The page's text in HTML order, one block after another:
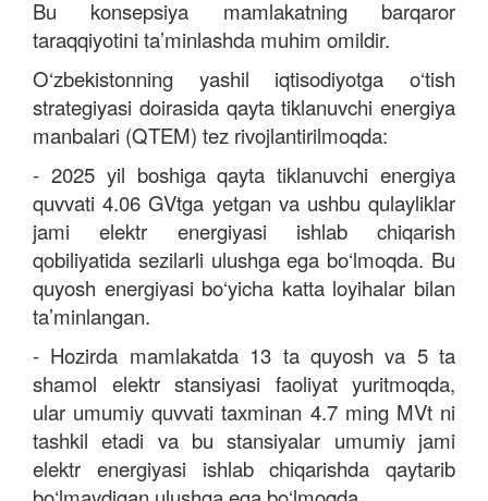
Bu konsepsiya mamlakatning barqaror
taraqqiyotini ta’minlashda muhim omildir.
O‘zbekistonning yashil iqtisodiyotga o‘tish
strategiyasi doirasida qayta tiklanuvchi energiya
manbalari (QTEM) tez rivojlantirilmoqda:
- 2025 yil boshiga qayta tiklanuvchi energiya
quvvati 4.06 GVtga yetgan va ushbu qulayliklar
jami elektr energiyasi ishlab chiqarish
qobiliyatida sezilarli ulushga ega bo‘lmoqda. Bu
quyosh energiyasi bo‘yicha katta loyihalar bilan
ta’minlangan.
- Hozirda mamlakatda 13 ta quyosh va 5 ta
shamol elektr stansiyasi faoliyat yuritmoqda,
ular umumiy quvvati taxminan 4.7 ming MVt ni
tashkil etadi va bu stansiyalar umumiy jami
elektr energiyasi ishlab chiqarishda qaytarib